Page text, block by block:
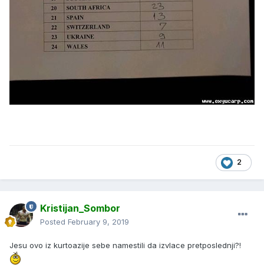
2
Kristijan_Sombor
Posted February 9, 2019
Jesu ovo iz kurtoazije sebe namestili da izvlace pretposlednji?!